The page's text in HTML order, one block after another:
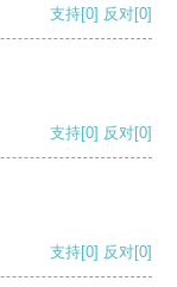
支持[0] 反对[0]
支持[0] 反对[0]
支持[0] 反对[0]